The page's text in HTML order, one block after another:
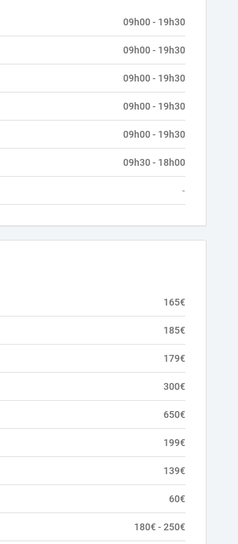
09h00 - 19h30
09h00 - 19h30
09h00 - 19h30
09h00 - 19h30
09h00 - 19h30
09h30 - 18h00
-
165€
185€
179€
300€
650€
199€
139€
60€
180€ - 250€